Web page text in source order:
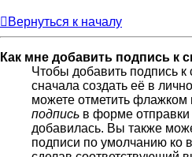
Вернуться к началу
Как мне добавить подпись к
Чтобы добавить подпись
сначала создать её в
можете отметить флажком
подпись в форме
добавилась. Вы также
подписи по умолчанию